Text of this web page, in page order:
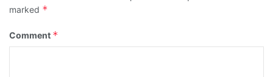
marked *
Comment *